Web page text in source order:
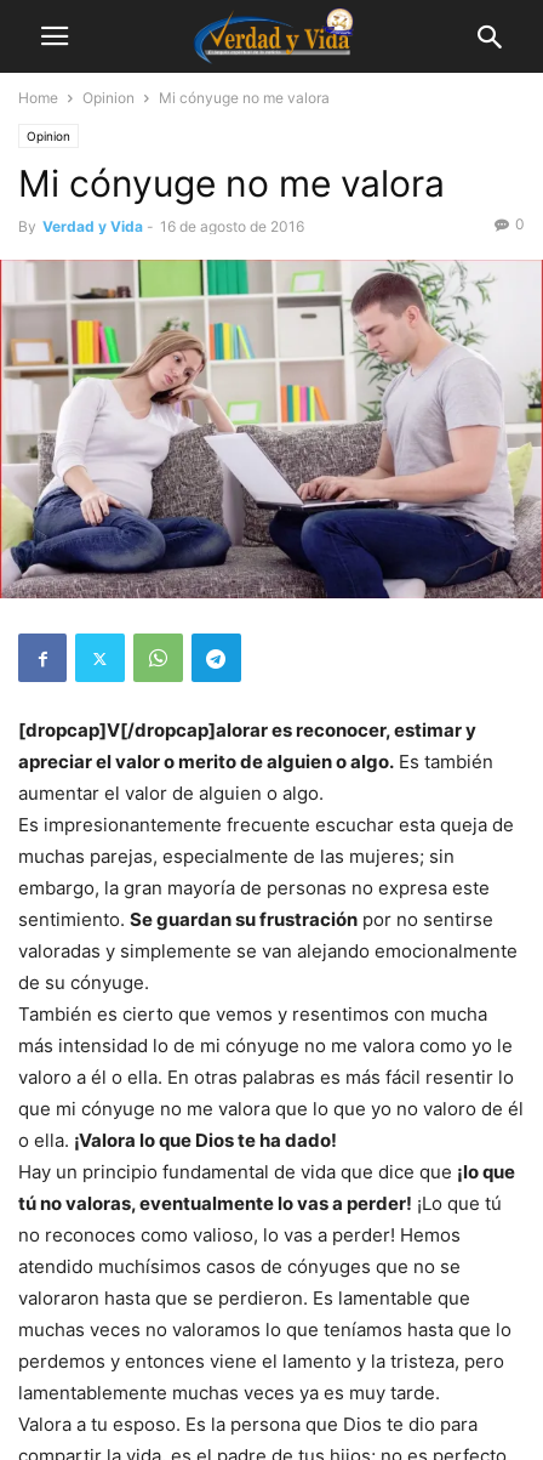
Home Opinion Mi cónyuge no me valora
Opinion
Mi cónyuge no me valora
By Verdad y Vida - 16 de agosto de 2016 0
[dropcap]V[/dropcap]alorar es reconocer, estimar y
apreciar el valor o merito de alguien o algo. Es también
aumentar el valor de alguien o algo.
Es impresionantemente frecuente escuchar esta queja de
muchas parejas, especialmente de las mujeres; sin
embargo, la gran mayoría de personas no expresa este
sentimiento. Se guardan su frustración por no sentirse
valoradas y simplemente se van alejando emocionalmente
de su cónyuge.
También es cierto que vemos y resentimos con mucha
más intensidad lo de mi cónyuge no me valora como yo le
valoro a él o ella. En otras palabras es más fácil resentir lo
que mi cónyuge no me valora que lo que yo no valoro de él
o ella. ¡Valora lo que Dios te ha dado!
Hay un principio fundamental de vida que dice que ¡lo que
tú no valoras, eventualmente lo vas a perder! ¡Lo que tú
no reconoces como valioso, lo vas a perder! Hemos
atendido muchísimos casos de cónyuges que no se
valoraron hasta que se perdieron. Es lamentable que
muchas veces no valoramos lo que teníamos hasta que lo
perdemos y entonces viene el lamento y la tristeza, pero
lamentablemente muchas veces ya es muy tarde.
Valora a tu esposo. Es la persona que Dios te dio para